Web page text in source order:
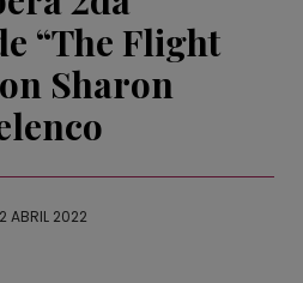
“The Flight
Sharon
ABRIL 2022